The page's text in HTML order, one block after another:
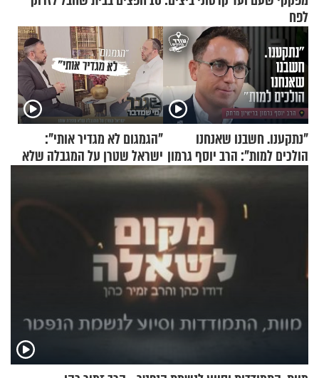
לפח
"נתקענו. חשבנו שאנחנו
הולכים למות": הרב יוסף גרמון
"הגמגום לא מגדיר אותי":
ישראל שטרן על המגבלה שלא
עוצרת אותו